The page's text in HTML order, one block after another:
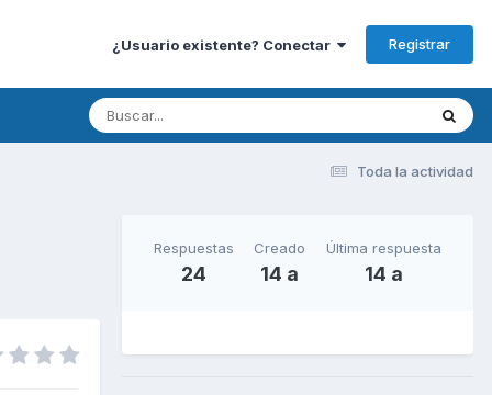
¿Usuario existente? Conectar Registrar
Toda la actividad
Respuestas
24
Creado
14 a
Última respuesta
14 a